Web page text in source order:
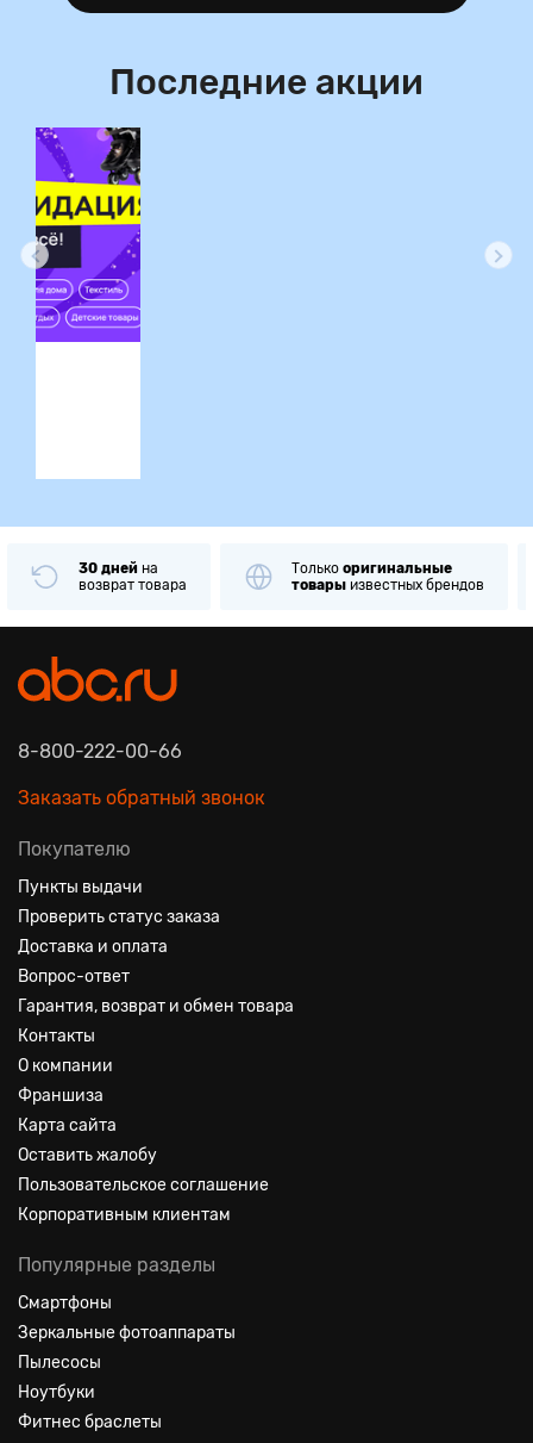
Последние акции
30 дней на
возврат товара
Только оригинальные
товары известных брендов
8-800-222-00-66
Заказать обратный звонок
Покупателю
Пункты выдачи
Проверить статус заказа
Доставка и оплата
Вопрос-ответ
Гарантия, возврат и обмен товара
Контакты
О компании
Франшиза
Карта сайта
Оставить жалобу
Пользовательское соглашение
Корпоративным клиентам
Популярные разделы
Смартфоны
Зеркальные фотоаппараты
Пылесосы
Ноутбуки
Фитнес браслеты